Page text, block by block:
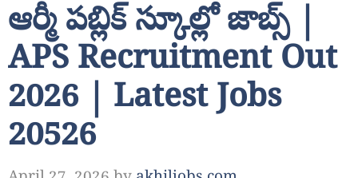
ఆర్మీ పబ్లిక్ స్కూల్లో జాబ్స్ |
APS Recruitment Out
2026 | Latest Jobs
20526